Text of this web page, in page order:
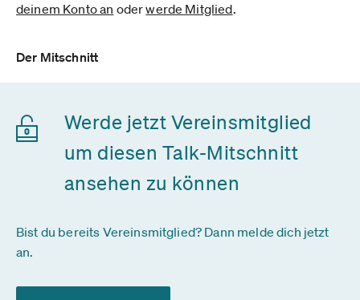
deinem Konto an oderwerde Mitglied.
Der Mitschnitt
Werde jetzt Vereinsmitglied
um diesen Talk-Mitschnitt
ansehen zu können
Bist du bereits Vereinsmitglied? Dann melde dich jetzt
an.